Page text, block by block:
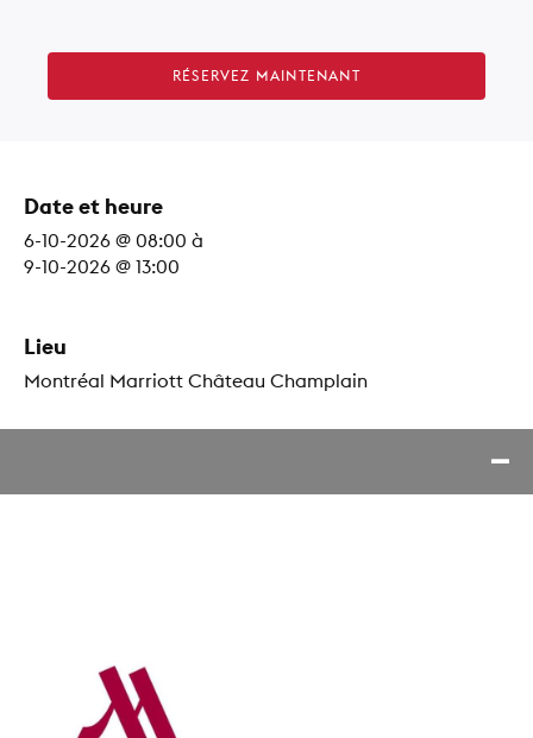
RÉSERVEZ MAINTENANT
Date et heure
6-10-2026 @ 08:00 à
9-10-2026 @ 13:00
Lieu
Montréal Marriott Château Champlain